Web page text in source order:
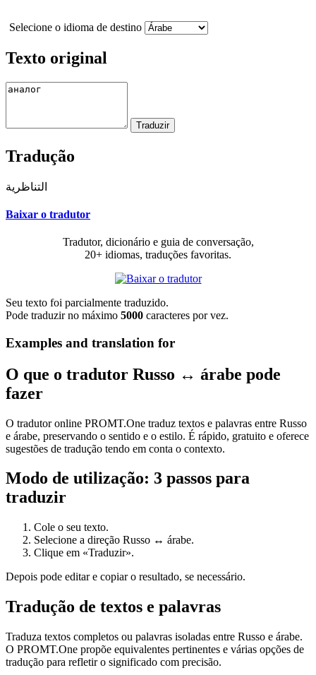
Selecione o idioma de destino
Texto original
Tradução
التناظرية
Baixar o tradutor
Tradutor, dicionário e guia de conversação,
20+ idiomas, traduções favoritas.
Seu texto foi parcialmente traduzido.
Pode traduzir no máximo 5000 caracteres por vez.
Examples and translation for
O que o tradutor Russo ↔ árabe pode
fazer
O tradutor online PROMT.One traduz textos e palavras entre Russo
e árabe, preservando o sentido e o estilo. É rápido, gratuito e oferece
sugestões de tradução tendo em conta o contexto.
Modo de utilização: 3 passos para
traduzir
Cole o seu texto.
Selecione a direção Russo ↔ árabe.
Clique em «Traduzir».
Depois pode editar e copiar o resultado, se necessário.
Tradução de textos e palavras
Traduza textos completos ou palavras isoladas entre Russo e árabe.
O PROMT.One propõe equivalentes pertinentes e várias opções de
tradução para refletir o significado com precisão.